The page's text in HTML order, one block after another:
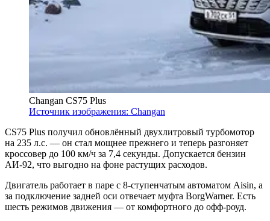
Changan CS75 Plus
Источник изображения: Changan
CS75 Plus получил обновлённый двухлитровый турбомотор
на 235 л.с. — он стал мощнее прежнего и теперь разгоняет
кроссовер до 100 км/ч за 7,4 секунды. Допускается бензин
АИ-92, что выгодно на фоне растущих расходов.
Двигатель работает в паре с 8-ступенчатым автоматом Aisin, а
за подключение задней оси отвечает муфта BorgWarner. Есть
шесть режимов движения — от комфортного до офф-роуд.